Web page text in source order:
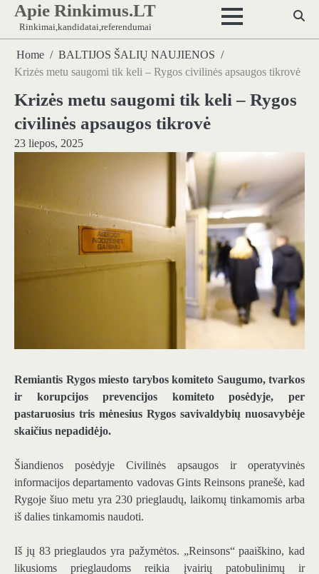
Skip
content
Apie Rinkimus.LT
Rinkimai,kandidatai,referendumai
Home
BALTIJOS ŠALIŲ NAUJIENOS
Krizės metu saugomi tik keli – Rygos civilinės apsaugos tikrovė
Krizės metu saugomi tik keli – Rygos
civilinės apsaugos tikrovė
23 liepos, 2025
Remiantis Rygos miesto tarybos komiteto Saugumo, tvarkos
ir korupcijos prevencijos komiteto posėdyje, per
pastaruosius tris mėnesius Rygos savivaldybių nuosavybėje
skaičius nepadidėjo.
Šiandienos posėdyje Civilinės apsaugos ir operatyvinės
informacijos departamento vadovas Gints Reinsons pranešė, kad
Rygoje šiuo metu yra 230 prieglaudų, laikomų tinkamomis arba
iš dalies tinkamomis naudoti.
Iš jų 83 prieglaudos yra pažymėtos. „Reinsons“ paaiškino, kad
likusioms prieglaudoms reikia įvairių patobulinimų ir